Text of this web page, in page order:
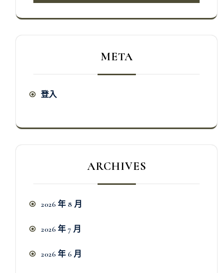
META
登入
ARCHIVES
2026 年 8 月
2026 年 7 月
2026 年 6 月